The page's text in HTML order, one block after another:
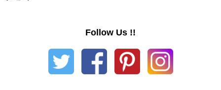
Follow Us !!